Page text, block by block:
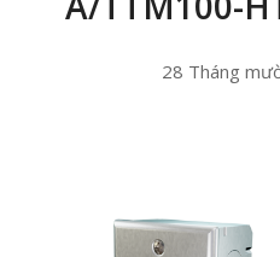
28 Tháng